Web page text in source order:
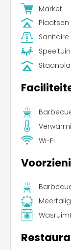
Market
Speeltuin
Wi-Fi